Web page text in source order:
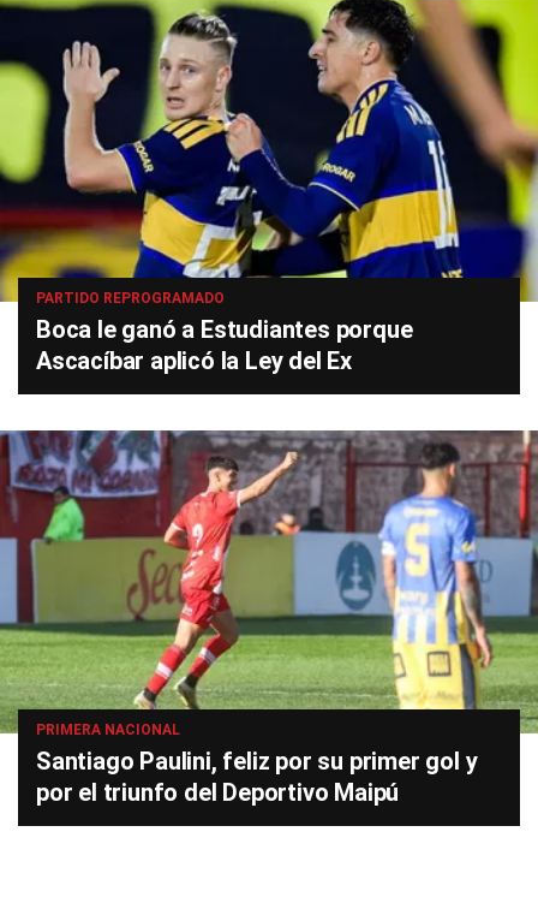
PARTIDO REPROGRAMADO
Boca le ganó a Estudiantes porque
Ascacíbar aplicó la Ley del Ex
PRIMERA NACIONAL
Santiago Paulini, feliz por su primer gol y
por el triunfo del Deportivo Maipú